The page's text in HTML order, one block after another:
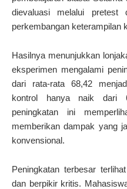
dievaluasi melalui pretest
perkembangan keterampilan
Hasilnya menunjukkan
eksperimen mengalami
dari rata-rata 68,42
kontrol hanya naik dari
peningkatan ini
memberikan dampak yang
konvensional.
Peningkatan terbesar
dan berpikir kritis.